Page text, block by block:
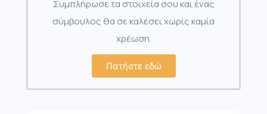
Συμπλήρωσε τα στοιχεία σου και ένας
σύμβουλος θα σε καλέσει χωρίς καμία
χρέωση.
Πατήστε εδώ